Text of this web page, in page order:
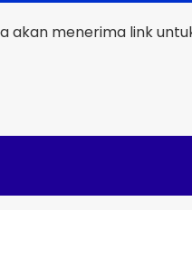
akan menerima link